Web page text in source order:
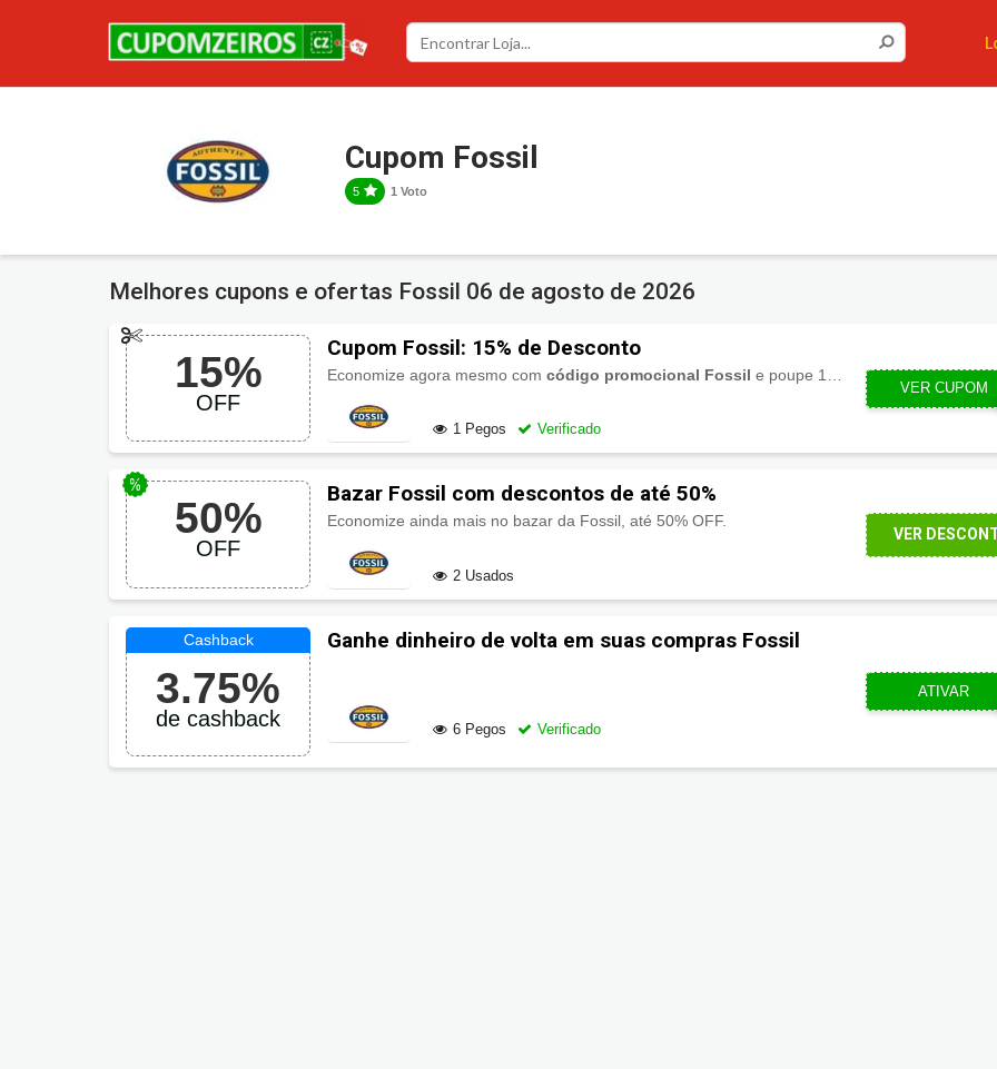
Cupom Fossil
5 1 Voto
Melhores cupons e ofertas Fossil 06 de agosto de 2026
15%
OFF
Cupom Fossil: 15% de Desconto
Economize agora mesmo comcódigo promocional Fossil e poupe 15% de desconto.
1 Pegos Verificado
VER CUPOM
50%
OFF
Bazar Fossil com descontos de até 50%
Economize ainda mais no bazar da Fossil, até 50% OFF.
2 Usados
VER
3.75%
de cashback
Ganhe dinheiro de volta em suas compras Fossil
6 Pegos Verificado
ATIVAR